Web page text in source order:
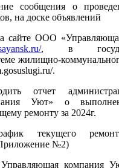
сообщения о
на доске объявлений
сайте ООО
, в
жилищно-
.
отчет
Уют» о
ремонту за 2024г.
текущего
№2)
компания